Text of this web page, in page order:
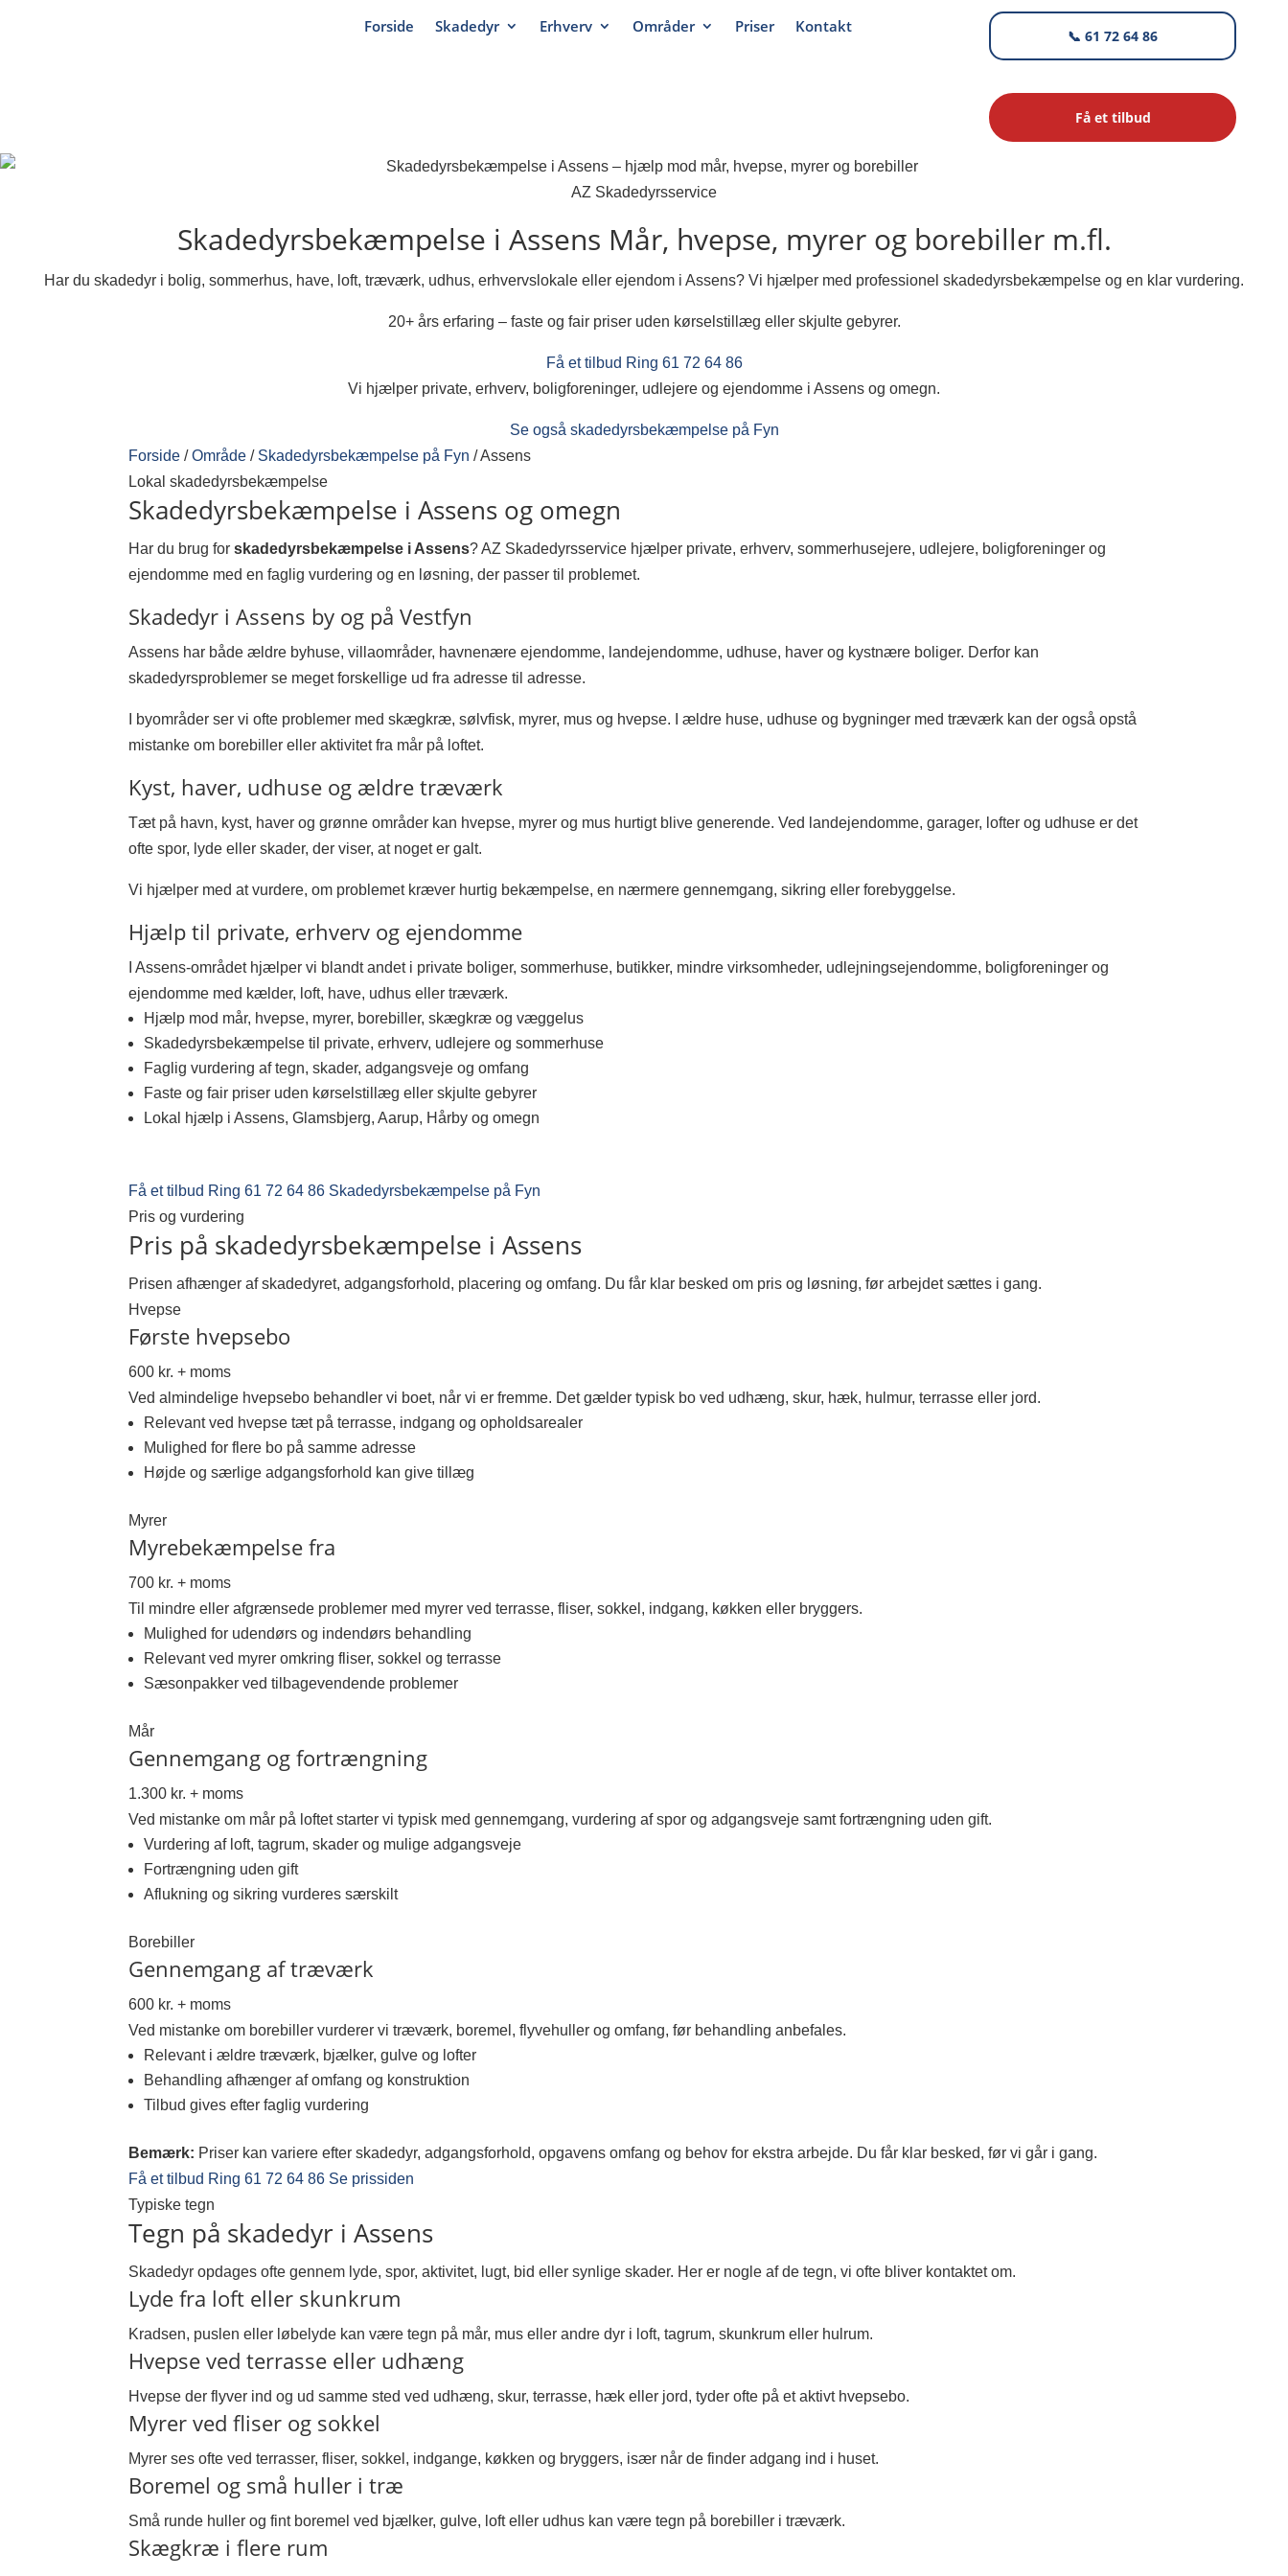
Forside Skadedyr Erhverv Områder Priser Kontakt
📞 61 72 64 86
Få et tilbud
AZ Skadedyrsservice
Skadedyrsbekæmpelse i Assens Mår, hvepse, myrer og borebiller m.fl.
Har du skadedyr i bolig, sommerhus, have, loft, træværk, udhus, erhvervslokale eller ejendom i Assens? Vi hjælper med professionel skadedyrsbekæmpelse og en klar vurdering.
20+ års erfaring – faste og fair priser uden kørselstillæg eller skjulte gebyrer.
Få et tilbud Ring 61 72 64 86
Vi hjælper private, erhverv, boligforeninger, udlejere og ejendomme i Assens og omegn.
Se også skadedyrsbekæmpelse på Fyn
Forside / Område / Skadedyrsbekæmpelse på Fyn /Assens
Lokal skadedyrsbekæmpelse
Skadedyrsbekæmpelse i Assens og omegn
Har du brug forskadedyrsbekæmpelse i Assens? AZ Skadedyrsservice hjælper private, erhverv, sommerhusejere, udlejere, boligforeninger og
ejendomme med en faglig vurdering og en løsning, der passer til problemet.
Skadedyr i Assens by og på Vestfyn
Assens har både ældre byhuse, villaområder, havnenære ejendomme, landejendomme, udhuse, haver og kystnære boliger. Derfor kan
skadedyrsproblemer se meget forskellige ud fra adresse til adresse.
I byområder ser vi ofte problemer med skægkræ, sølvfisk, myrer, mus og hvepse. I ældre huse, udhuse og bygninger med træværk kan der også opstå
mistanke om borebiller eller aktivitet fra mår på loftet.
Kyst, haver, udhuse og ældre træværk
Tæt på havn, kyst, haver og grønne områder kan hvepse, myrer og mus hurtigt blive generende. Ved landejendomme, garager, lofter og udhuse er det
ofte spor, lyde eller skader, der viser, at noget er galt.
Vi hjælper med at vurdere, om problemet kræver hurtig bekæmpelse, en nærmere gennemgang, sikring eller forebyggelse.
Hjælp til private, erhverv og ejendomme
I Assens-området hjælper vi blandt andet i private boliger, sommerhuse, butikker, mindre virksomheder, udlejningsejendomme, boligforeninger og
ejendomme med kælder, loft, have, udhus eller træværk.
Hjælp mod mår, hvepse, myrer, borebiller, skægkræ og væggelus
Skadedyrsbekæmpelse til private, erhverv, udlejere og sommerhuse
Faglig vurdering af tegn, skader, adgangsveje og omfang
Faste og fair priser uden kørselstillæg eller skjulte gebyrer
Lokal hjælp i Assens, Glamsbjerg, Aarup, Hårby og omegn
Få et tilbud Ring 61 72 64 86 Skadedyrsbekæmpelse på Fyn
Pris og vurdering
Pris på skadedyrsbekæmpelse i Assens
Prisen afhænger af skadedyret, adgangsforhold, placering og omfang. Du får klar besked om pris og løsning, før arbejdet sættes i gang.
Hvepse
Første hvepsebo
600 kr. + moms
Ved almindelige hvepsebo behandler vi boet, når vi er fremme. Det gælder typisk bo ved udhæng, skur, hæk, hulmur, terrasse eller jord.
Relevant ved hvepse tæt på terrasse, indgang og opholdsarealer
Mulighed for flere bo på samme adresse
Højde og særlige adgangsforhold kan give tillæg
Myrer
Myrebekæmpelse fra
700 kr. + moms
Til mindre eller afgrænsede problemer med myrer ved terrasse, fliser, sokkel, indgang, køkken eller bryggers.
Mulighed for udendørs og indendørs behandling
Relevant ved myrer omkring fliser, sokkel og terrasse
Sæsonpakker ved tilbagevendende problemer
Mår
Gennemgang og fortrængning
1.300 kr. + moms
Ved mistanke om mår på loftet starter vi typisk med gennemgang, vurdering af spor og adgangsveje samt fortrængning uden gift.
Vurdering af loft, tagrum, skader og mulige adgangsveje
Fortrængning uden gift
Aflukning og sikring vurderes særskilt
Borebiller
Gennemgang af træværk
600 kr. + moms
Ved mistanke om borebiller vurderer vi træværk, boremel, flyvehuller og omfang, før behandling anbefales.
Relevant i ældre træværk, bjælker, gulve og lofter
Behandling afhænger af omfang og konstruktion
Tilbud gives efter faglig vurdering
Bemærk: Priser kan variere efter skadedyr, adgangsforhold, opgavens omfang og behov for ekstra arbejde. Du får klar besked, før vi går i gang.
Få et tilbud Ring 61 72 64 86 Se prissiden
Typiske tegn
Tegn på skadedyr i Assens
Skadedyr opdages ofte gennem lyde, spor, aktivitet, lugt, bid eller synlige skader. Her er nogle af de tegn, vi ofte bliver kontaktet om.
Lyde fra loft eller skunkrum
Kradsen, puslen eller løbelyde kan være tegn på mår, mus eller andre dyr i loft, tagrum, skunkrum eller hulrum.
Hvepse ved terrasse eller udhæng
Hvepse der flyver ind og ud samme sted ved udhæng, skur, terrasse, hæk eller jord, tyder ofte på et aktivt hvepsebo.
Myrer ved fliser og sokkel
Myrer ses ofte ved terrasser, fliser, sokkel, indgange, køkken og bryggers, især når de finder adgang ind i huset.
Boremel og små huller i træ
Små runde huller og fint boremel ved bjælker, gulve, loft eller udhus kan være tegn på borebiller i træværk.
Skægkræ i flere rum